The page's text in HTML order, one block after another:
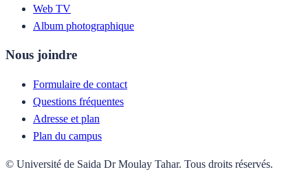
Web TV
Album photographique
Nous joindre
Formulaire de contact
Questions fréquentes
Adresse et plan
Plan du campus
© Université de Saida Dr Moulay Tahar. Tous droits réservés.